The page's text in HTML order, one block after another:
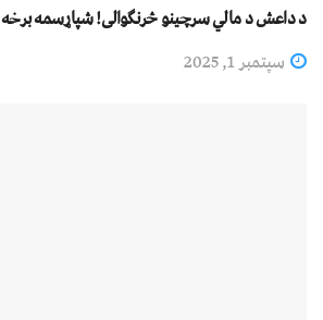
د داعش د مالي سرچینو څرنګوالی! شپاړسمه برخه
سپتمبر 1, 2025